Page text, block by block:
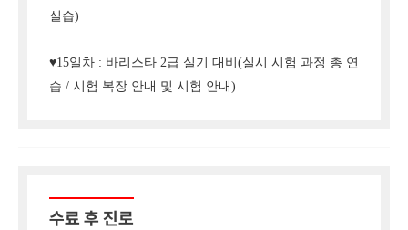
실습)
♥15일차 : 바리스타 2급 실기 대비(실시 시험 과정 총 연
습 / 시험 복장 안내 및 시험 안내)
수료 후 진로